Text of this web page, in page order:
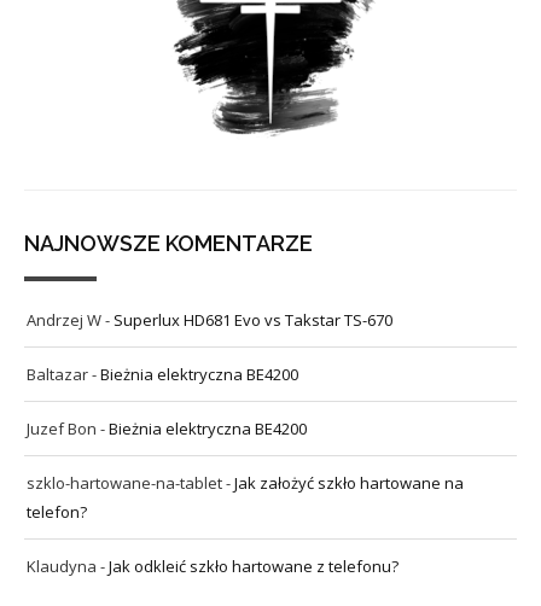
NAJNOWSZE KOMENTARZE
Andrzej W- Superlux HD681 Evo vs Takstar TS-670
Baltazar-Bieżnia elektryczna BE4200
Juzef Bon -Bieżnia elektryczna BE4200
szklo-hartowane-na-tablet-Jak założyć szkło hartowane na
telefon?
Klaudyna -Jak odkleić szkło hartowane z telefonu?